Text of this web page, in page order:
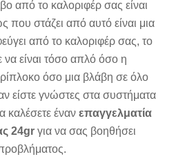
από το καλοριφέρ σας είναι
που στάζει από αυτό είναι μια
από το καλοριφέρ σας, το
είναι τόσο απλό όσο η
όσο μια βλάβη σε όλο
είστε γνώστες στα συστήματα
καλέσετε έναν επαγγελματία
24gr για να σας βοηθήσει